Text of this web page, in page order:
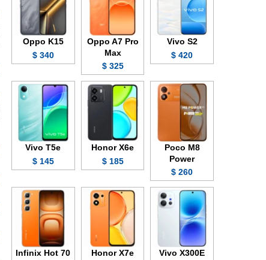
Vivo S2
420 $
Oppo A7 Pro
Max
325 $
Oppo K15
340 $
Poco M8
Power
260 $
Honor X6e
185 $
Vivo T5e
145 $
Vivo X300E
Honor X7e
Infinix Hot 70